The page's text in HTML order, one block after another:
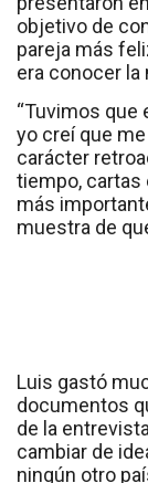
objetivo de
pareja más
era conocer la
“Tuvimos que
yo creí que
carácter
tiempo, cartas
más
muestra de
Luis gastó
documentos
de la
cambiar de
ningún otro